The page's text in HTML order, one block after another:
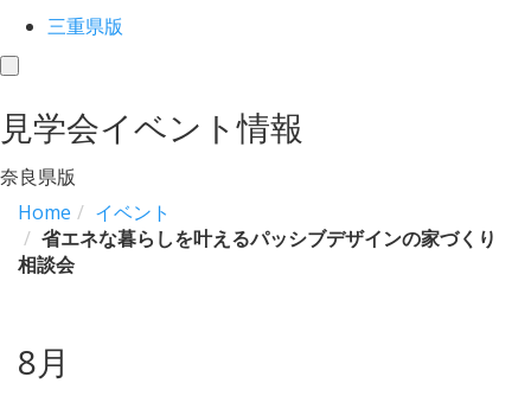
三重県版
toggle
見学会イベント情報
奈良県版
Home
イベント
省エネな暮らしを叶えるパッシブデザインの家づくり
相談会
8月